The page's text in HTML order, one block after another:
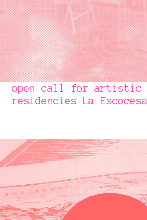
open call for artistic
residencies La Escocesa